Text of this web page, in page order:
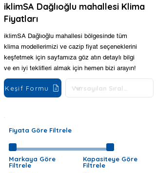
iklimSA Dağlıoğlu mahallesi Klima
Fiyatları
iklimSA Dağlıoğlu mahallesi bölgesinde tüm
klima modellerimizi ve cazip fiyat seçeneklerini
keşfetmek için sayfamıza göz atın detaylı bilgi
ve en iyi teklifleri almak için hemen bizi arayın!
Keşif Formu
Fiyata Göre Filtrele
Markaya Göre
Filtrele
Kapasiteye Göre
Filtrele